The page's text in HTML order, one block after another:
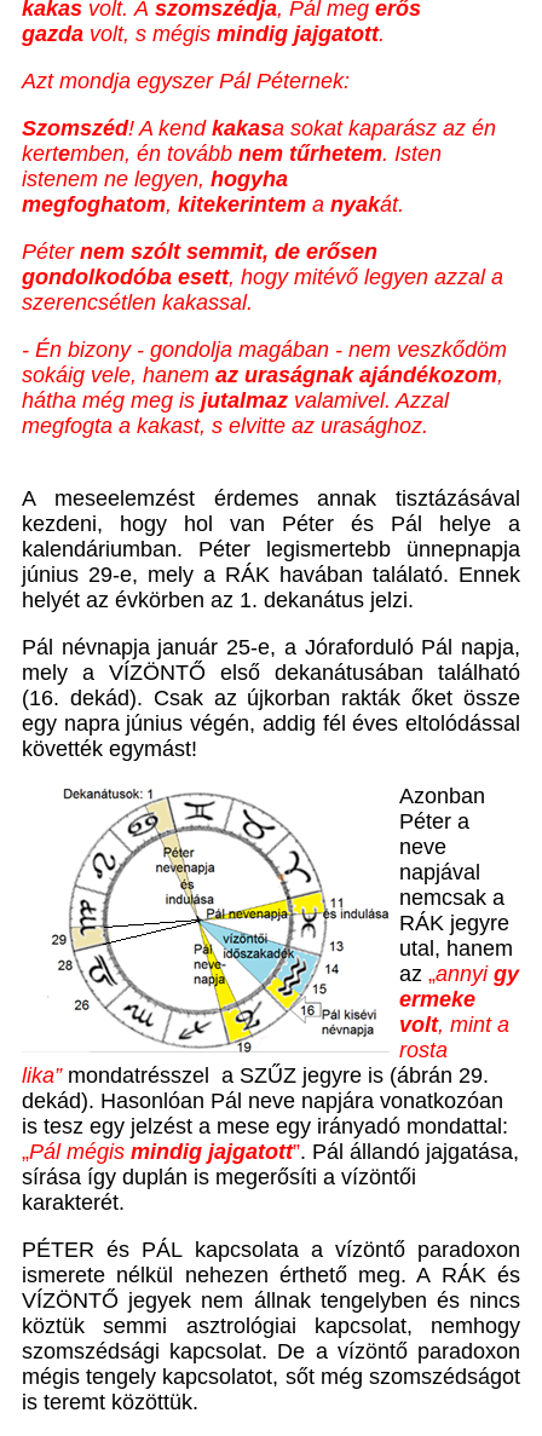
kakas volt. A szomszédja, Pál meg erős
gazda volt, s mégis mindig jajgatott.
Azt mondja egyszer Pál Péternek:
Szomszéd! A kend kakasa sokat kaparász az én
kertemben, én tovább nem tűrhetem. Isten
istenem ne legyen, hogyha
megfoghatom, kitekerintem a nyakát.
Péter nem szólt semmit, de erősen
gondolkodóba esett, hogy mitévő legyen azzal a
szerencsétlen kakassal.
- Én bizony - gondolja magában - nem veszkődöm
sokáig vele, hanem az uraságnak ajándékozom,
hátha még meg is jutalmaz valamivel. Azzal
megfogta a kakast, s elvitte az urasághoz.
A meseelemzést érdemes annak tisztázásával
kezdeni, hogy hol van Péter és Pál helye a
kalendáriumban. Péter legismertebb ünnepnapja
június 29-e, mely a RÁK havában találató. Ennek
helyét az évkörben az 1. dekanátus jelzi.
Pál névnapja január 25-e, a Jóraforduló Pál napja,
mely a VÍZÖNTŐ első dekanátusában található
(16. dekád). Csak az újkorban rakták őket össze
egy napra június végén, addig fél éves eltolódással
követték egymást!
Azonban
Péter a
neve
napjával
nemcsak a
RÁK jegyre
utal, hanem
az „annyi gy
ermeke
volt, mint a
rosta
lika” mondatrésszel a SZŰZ jegyre is (ábrán 29.
dekád). Hasonlóan Pál neve napjára vonatkozóan
is tesz egy jelzést a mese egy irányadó mondattal:
„Pál mégis mindig jajgatott”. Pál állandó jajgatása,
sírása így duplán is megerősíti a vízöntői
karakterét.
PÉTER és PÁL kapcsolata a vízöntő paradoxon
ismerete nélkül nehezen érthető meg. A RÁK és
VÍZÖNTŐ jegyek nem állnak tengelyben és nincs
köztük semmi asztrológiai kapcsolat, nemhogy
szomszédsági kapcsolat. De a vízöntő paradoxon
mégis tengely kapcsolatot, sőt még szomszédságot
is teremt közöttük.